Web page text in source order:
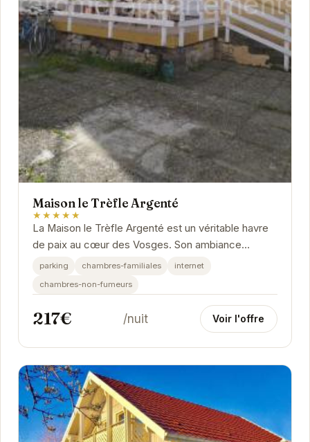
Maison le Trèfle Argenté
★★★★★
La Maison le Trèfle Argenté est un véritable havre
de paix au cœur des Vosges. Son ambiance
chaleureuse et son décor soigné vous invitent à
parking chambres-familiales
internet
chambres-non-fumeurs
217€ /nuit Voir l'offre